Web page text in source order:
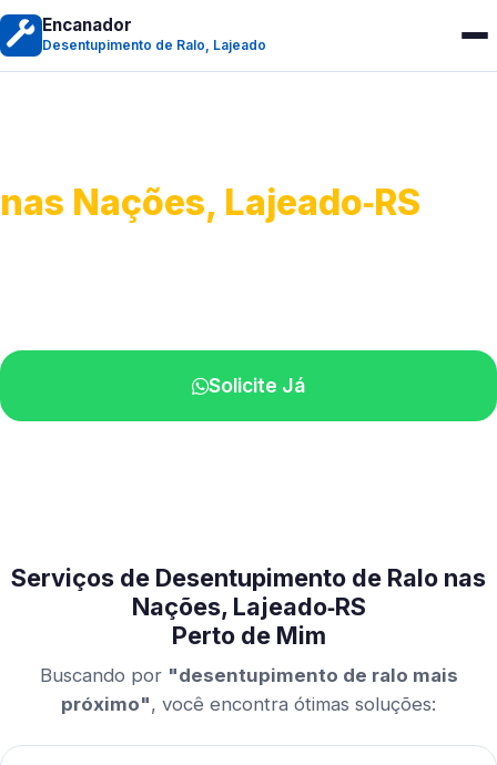
Encanador
Desentupimento de Ralo, Lajeado
nas Nações, Lajeado‑RS
Solicite Já
Serviços de Desentupimento de Ralo nas
Nações, Lajeado‑RS
Perto de Mim
Buscando por "desentupimento de ralo mais
próximo", você encontra ótimas soluções: